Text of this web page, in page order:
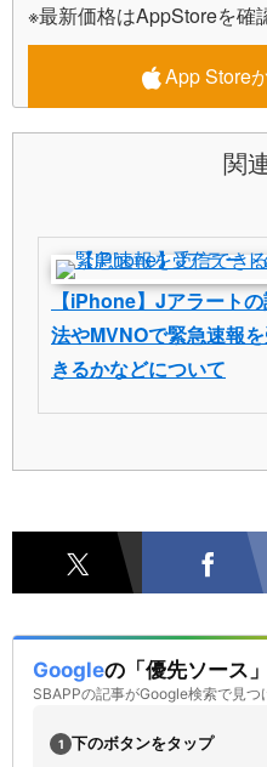
※最新価格はAppStoreを確
App Store
関
【iPhone】Jアラート
法やMVNOで緊急速報
きるかなどについて
Googleの「優先ソース
SBAPPの記事がGoogle検索で見つ
1 下のボタンをタップ